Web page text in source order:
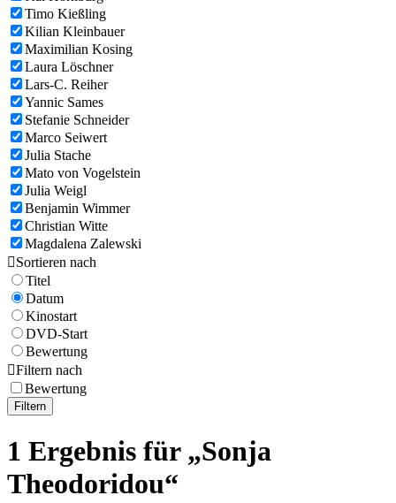
Timo Kießling
Kilian Kleinbauer
Maximilian Kosing
Laura Löschner
Lars-C. Reiher
Yannic Sames
Stefanie Schneider
Marco Seiwert
Julia Stache
Mato von Vogelstein
Julia Weigl
Benjamin Wimmer
Christian Witte
Magdalena Zalewski
Sortieren nach
Titel
Datum
Kinostart
DVD-Start
Bewertung
Filtern nach
Bewertung
Filtern
1 Ergebnis für „Sonja
Theodoridou“